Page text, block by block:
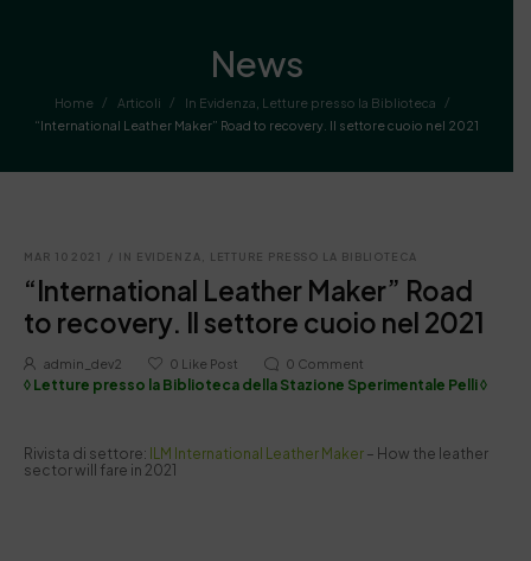
News
Home / Articoli / In Evidenza Letture presso la Biblioteca
/
“International Leather Maker” Road to recovery. Il settore cuoio nel 2021
MAR 10 2021 / IN EVIDENZA, LETTURE PRESSO LA BIBLIOTECA
“International Leather Maker” Road
to recovery. Il settore cuoio nel 2021
admin_dev2 0 Like Post 0 Comment
◊ Letture presso la Biblioteca della Stazione Sperimentale Pelli ◊
Rivista di settore: ILM International Leather Maker – How the leather
sector will fare in 2021